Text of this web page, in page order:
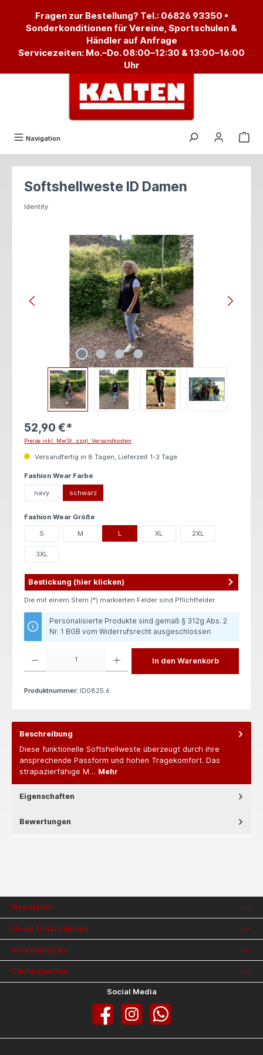
Fragen zur Bestellung? Tel.: 06826 93350 •
Sonderkonditionen für Vereine, Sportschulen &
Händler auf Anfrage
Servicezeiten: Mo.–Do. 08:00–12:30 & 13:00–16:00
Uhr
Navigation
Softshellweste ID Damen
Identity
Bildergalerie überspringen
52,90 €*
Preise inkl. MwSt. zzgl. Versandkosten
Versandfertig in 8 Tagen, Lieferzeit 1-3 Tage
Fashion Wear Farbe
navy schwarz
Fashion Wear Größe
S M L XL 2XL
3XL
Bestickung (hier klicken)
Die mit einem Stern (*) markierten Felder sind Pflichtfelder.
Personalisierte Produkte sind gemäß § 312g Abs. 2
Nr. 1 BGB vom Widerrufsrecht ausgeschlossen
In den Warenkorb
Produktnummer: ID0825.6
Beschreibung
Diese funktionelle Softshellweste überzeugt durch ihre
ansprechende Passform und hohen Tragekomfort. Das
strapazierfähige M… Mehr
Eigenschaften
Bewertungen
Newsletter
Unser Unternehmen
Informationen
Zahlungsarten
Social Media
Facebook InstagramWhatsApp